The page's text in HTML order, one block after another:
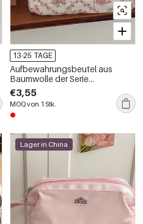
13-25 TAGE
Aufbewahrungsbeutel aus
Baumwolle der Serie
„Romantisches Blumenmuster“
€3,55
MOQ von 1 Stk.
Lager in China